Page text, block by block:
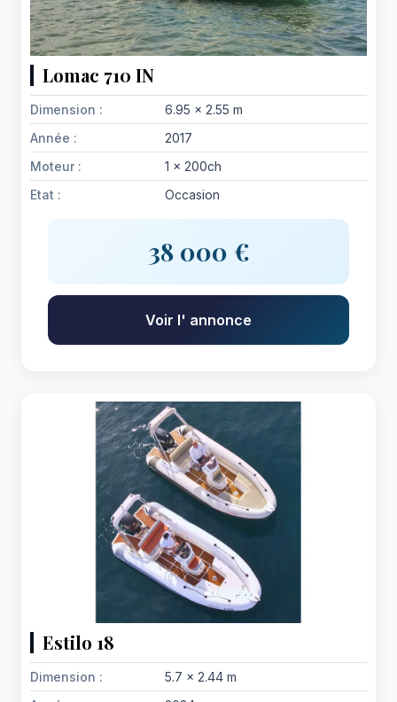
Lomac 710 IN
Dimension :
6.95 x 2.55 m
Année :
2017
Moteur :
1 x 200ch
Etat :
Occasion
38 000 €
Voir l' annonce
Estilo 18
Dimension :
5.7 x 2.44 m